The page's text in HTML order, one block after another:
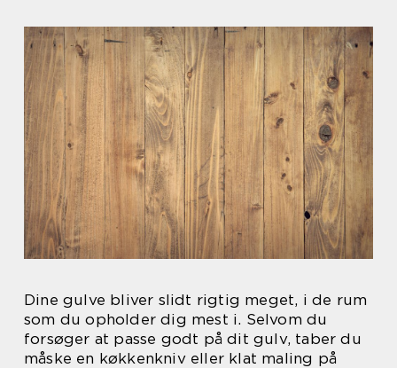
Dine gulve bliver slidt rigtig meget, i de rum
som du opholder dig mest i. Selvom du
forsøger at passe godt på dit gulv, taber du
måske en køkkenkniv eller klat maling på